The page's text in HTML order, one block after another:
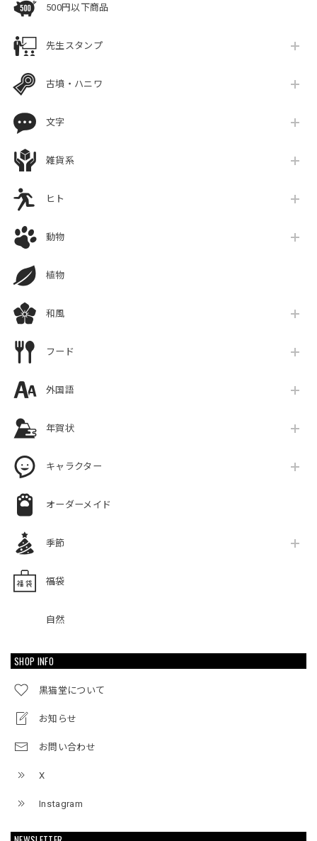
500円以下商品
先生スタンプ
古墳・ハニワ
文字
雑貨系
ヒト
動物
植物
和風
フード
外国語
年賀状
キャラクター
オーダーメイド
季節
福袋
自然
SHOP INFO
黒猫堂について
お知らせ
お問い合わせ
X
Instagram